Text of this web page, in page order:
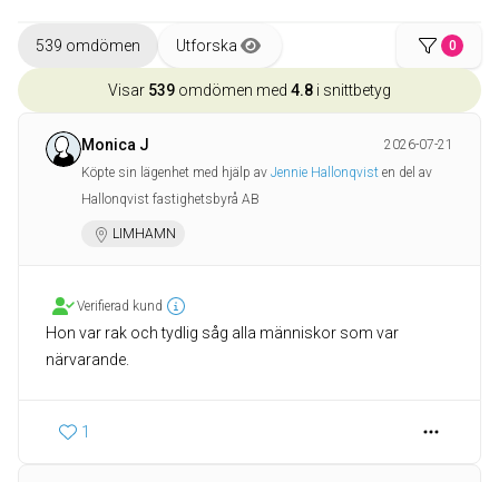
539 omdömen Utforska 0
Visar 539 omdömen med 4.8 i snittbetyg
Monica J
2026-07-21
Köpte sin lägenhet med hjälp av Jennie Hallonqvist en del av
Hallonqvist fastighetsbyrå AB
LIMHAMN
Verifierad kund
Hon var rak och tydlig såg alla människor som var
närvarande.
1